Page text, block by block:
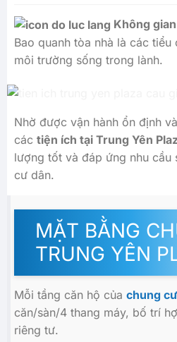
Không
Bao quanh tòa nhà là các tiểu
môi trường sống trong lành.
Nhờ được vận hành ổn định
các tiện ích tại Trung Yên
lượng tốt và đáp ứng nhu cầu
cư dân.
MẶT BẰNG
TRUNG YÊN
Mỗi tầng căn hộ của chung
căn/sàn/4 thang máy, bố trí
riêng tư.